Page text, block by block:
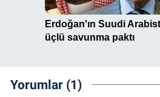
Yorumlar (1)